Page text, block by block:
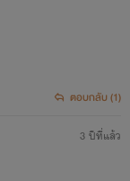
ตอบกลับ (1)
3 ปีที่แล้ว